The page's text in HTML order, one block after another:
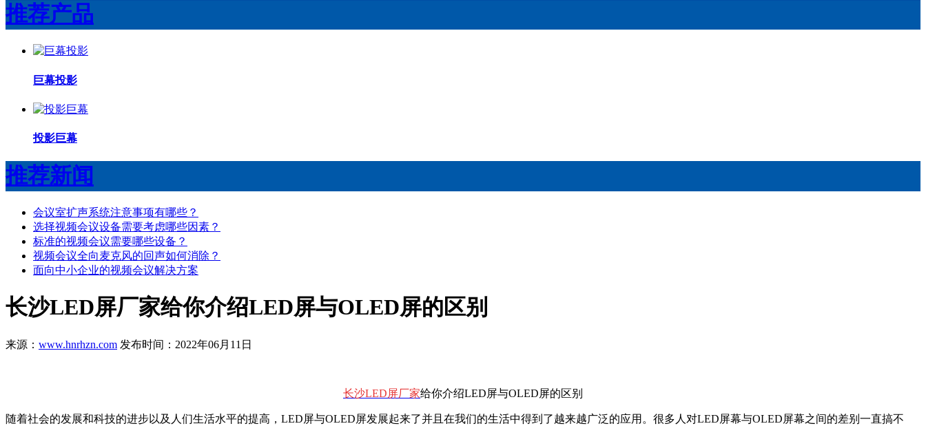
推荐产品
巨幕投影
投影巨幕
推荐新闻
会议室扩声系统注意事项有哪些？
选择视频会议设备需要考虑哪些因素？
标准的视频会议需要哪些设备？
视频会议全向麦克风的回声如何消除？
面向中小企业的视频会议解决方案
长沙LED屏厂家给你介绍LED屏与OLED屏的区别
来源： www.hnrhzn.com 发布时间：2022年06月11日
长沙LED屏厂家给你介绍LED屏与OLED屏的区别
随着社会的发展和科技的进步以及人们生活水平的提高，LED屏与OLED屏发展起来了并且在我们的生活中得到了越来越广泛的应用。很多人对LED屏幕与OLED屏幕之间的差别一直搞不